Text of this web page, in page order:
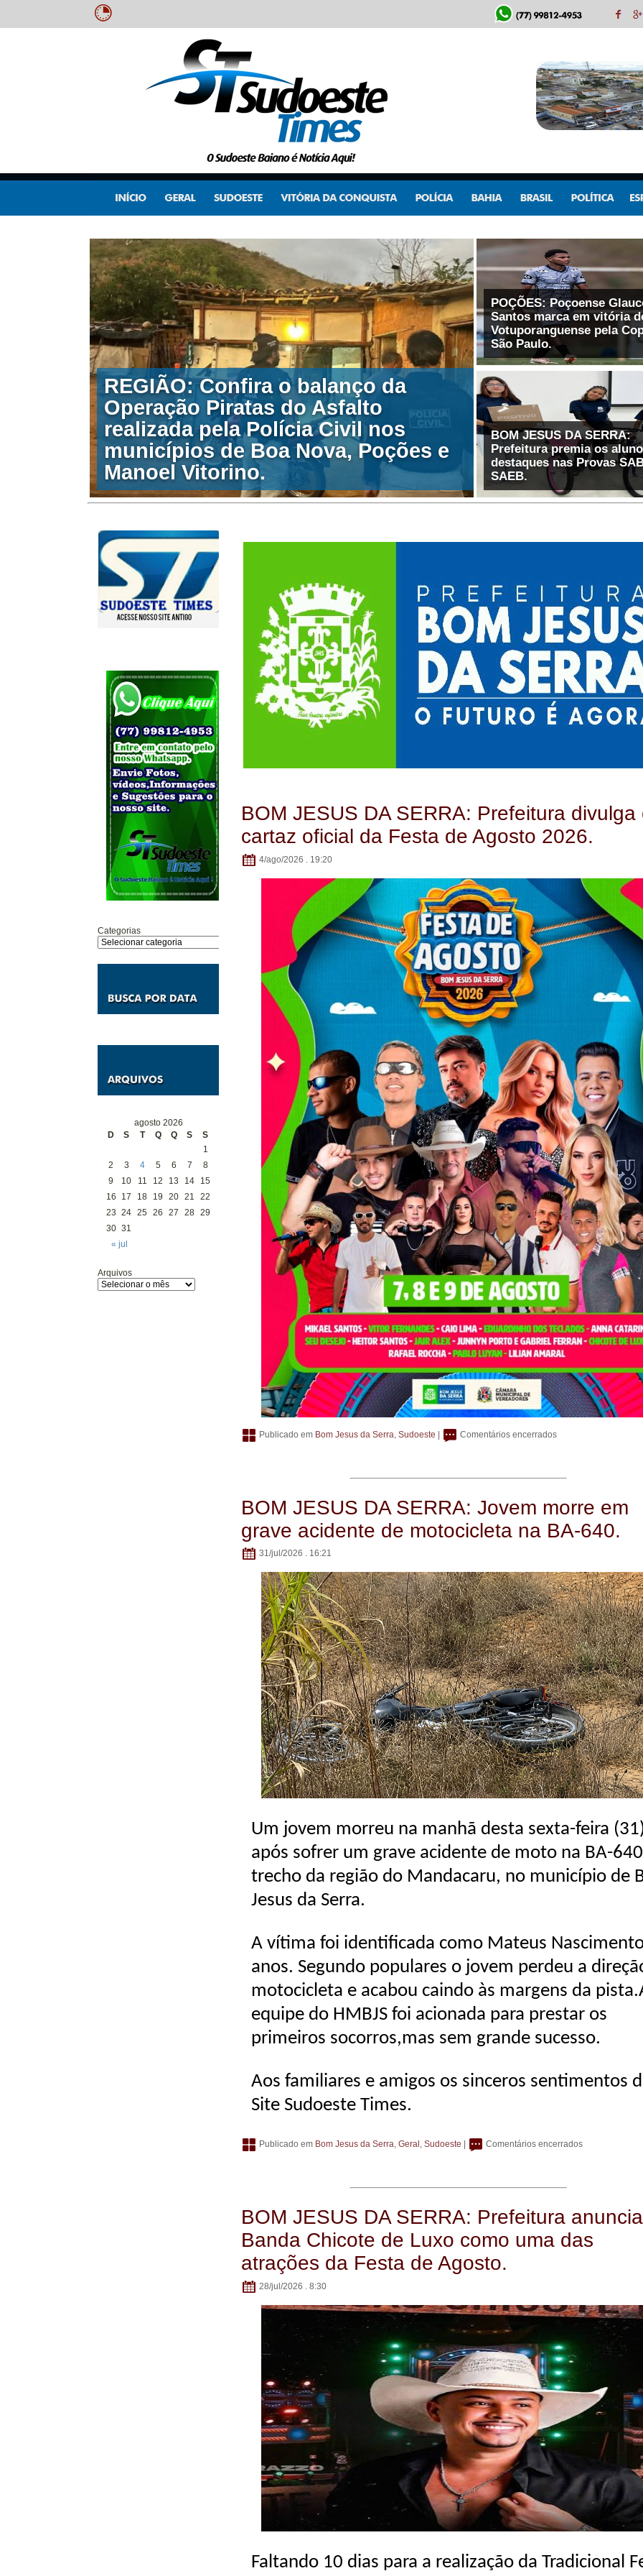
REGIÃO: Confira o balanço da
Operação Piratas do Asfalto
realizada pela Polícia Civil nos
municípios de Boa Nova, Poções e
POÇÕES: Poçoense
Santos marca em vitória
Votuporanguense pela
BOM JESUS DA SERRA:
Prefeitura premia os
destaques nas Provas
Categorias
agosto 2026
D
S T Q Q S S
« jul
1
2
3 4 5 6 7
8
9
10 11 12 13 14
15
16
17 18 19 20 21
22
23 24 25 26 27 28 29
30 31
Arquivos
BOM JESUS DA SERRA: Prefeitura divulga
cartaz oficial da Festa de Agosto 2026.
4/ago/2026 . 19:20
Publicado em Bom Jesus da Serra Sudoeste | Comentários encerrados
BOM JESUS DA SERRA: Jovem morre em
grave acidente de motocicleta na BA-640.
31/jul/2026 . 16:21
Um jovem morreu na manhã desta sexta-feira
após sofrer um grave acidente de moto na BA-
trecho da região do Mandacaru, no município de
Jesus da Serra.
A vítima foi identificada como Mateus
anos. Segundo populares o jovem perdeu a
motocicleta e acabou caindo às margens da
equipe do HMBJS foi acionada para prestar os
primeiros socorros,mas sem grande sucesso.
Aos familiares e amigos os sinceros sentimentos
Site Sudoeste Times.
Publicado em Bom Jesus da Serra, Geral , Sudoeste Comentários encerrados
BOM JESUS DA SERRA: Prefeitura
Banda Chicote de Luxo como uma das
atrações da Festa de Agosto.
28/jul/2026 . 8:30
Faltando 10 dias para a realização da Tradicional